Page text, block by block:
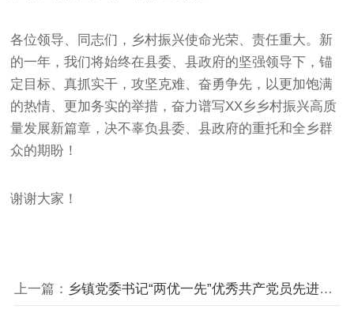
各位领导、同志们，乡村振兴使命光荣、责任重大。新
的一年，我们将始终在县委、县政府的坚强领导下，锚
定目标、真抓实干，攻坚克难、奋勇争先，以更加饱满
的热情、更加务实的举措，奋力谱写XX乡乡村振兴高质
量发展新篇章，决不辜负县委、县政府的重托和全乡群
众的期盼！
谢谢大家！
上一篇： 乡镇党委书记“两优一先”优秀共产党员先进事迹材料